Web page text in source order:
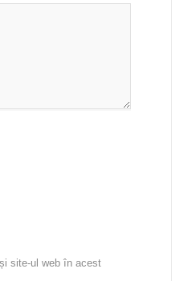
site-ul web în acest